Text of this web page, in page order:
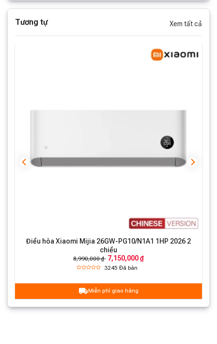
Tương tự Xem tất cả
Điều hòa Xiaomi Mijia 26GW-PG10/N1A1 1HP 2026 2
chiều
8,990,000 ₫ 7,150,000 ₫
3245 Đã bán
Miễn phí giao hàng